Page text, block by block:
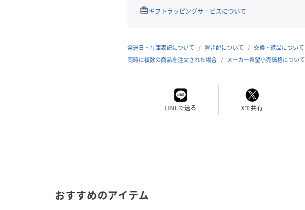
redeemギフトラッピングサービスについて
発送日・在庫表記について 置き配について
交換・返品について
同時に複数の商品を注文された場合
メーカー希望小売価格について
LINEで送る Xで共有
おすすめのアイテム